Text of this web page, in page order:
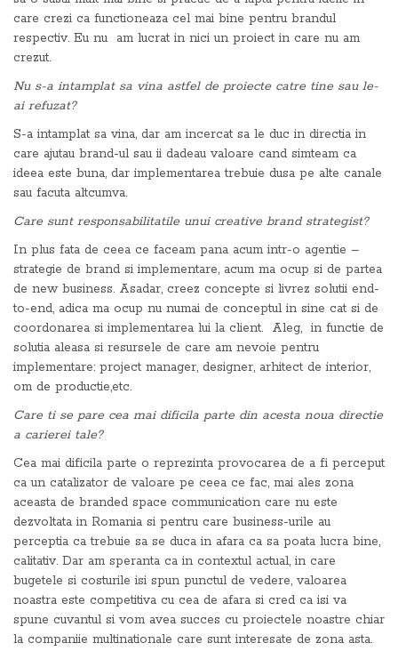
care crezi ca functioneaza cel mai bine pentru brandul
respectiv. Eu nu am lucrat in nici un proiect in care nu am
crezut.
Nu s-a intamplat sa vina astfel de proiecte catre tine sau le-
ai refuzat?
S-a intamplat sa vina, dar am incercat sa le duc in directia in
care ajutau brand-ul sau ii dadeau valoare cand simteam ca
ideea este buna, dar implementarea trebuie dusa pe alte canale
sau facuta altcumva.
Care sunt responsabilitatile unui creative brand strategist?
In plus fata de ceea ce faceam pana acum intr-o agentie –
strategie de brand si implementare, acum ma ocup si de partea
de new business. Asadar, creez concepte si livrez solutii end-
to-end, adica ma ocup nu numai de conceptul in sine cat si de
coordonarea si implementarea lui la client. Aleg, in functie de
solutia aleasa si resursele de care am nevoie pentru
implementare: project manager, designer, arhitect de interior,
om de productie,etc.
Care ti se pare cea mai dificila parte din acesta noua directie
a carierei tale?
Cea mai dificila parte o reprezinta provocarea de a fi perceput
ca un catalizator de valoare pe ceea ce fac, mai ales zona
aceasta de branded space communication care nu este
dezvoltata in Romania si pentru care business-urile au
perceptia ca trebuie sa se duca in afara ca sa poata lucra bine,
calitativ. Dar am speranta ca in contextul actual, in care
bugetele si costurile isi spun punctul de vedere, valoarea
noastra este competitiva cu cea de afara si cred ca isi va
spune cuvantul si vom avea succes cu proiectele noastre chiar
la companiie multinationale care sunt interesate de zona asta.